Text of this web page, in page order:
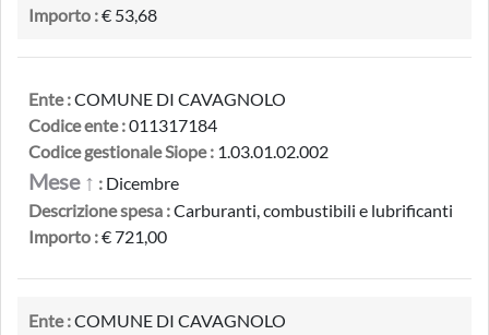
Importo :€ 53,68
Ente :COMUNE DI CAVAGNOLO
Codice ente :011317184
Codice gestionale Siope : 1.03.01.02.002
Mese ↑ : Dicembre
Descrizione spesa :Carburanti, combustibili e lubrificanti
Importo :€ 721,00
Ente :COMUNE DI CAVAGNOLO